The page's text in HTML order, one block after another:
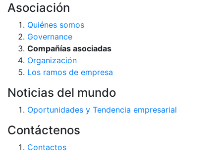
Asociación
Quiénes somos
Governance
Compañías asociadas
Organización
Los ramos de empresa
Noticias del mundo
Oportunidades y Tendencia empresarial
Contáctenos
Contactos